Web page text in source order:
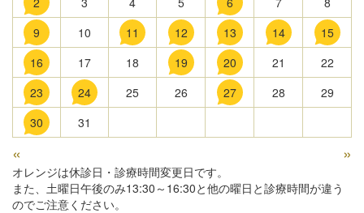
9
10 11 12 13 14
15
16
17 18 19 20 21
22
23
24 25 26 27 28
29
30
31
« »
オレンジは休診日・診療時間変更日です。
また、土曜日午後のみ13:30～16:30と他の曜日と診療時間が違う
のでご注意ください。